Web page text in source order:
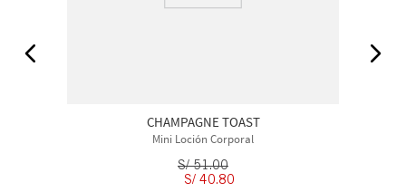
CHAMPAGNE TOAST
Mini Loción Corporal
S/ 51.00
S/ 40.80